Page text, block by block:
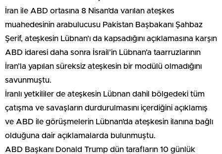
İran ile ABD ortasına 8 Nisan’da varılan ateşkes
muahedesinin arabulucusu Pakistan Başbakanı Şahbaz
Şerif, ateşkesin Lübnan’ı da kapsadığını açıklamasına karşın
ABD idaresi daha sonra İsrail’in Lübnan’a taarruzlarının
İran’la yapılan süreksiz ateşkesin bir modülü olmadığını
savunmuştu.
İranlı yetkililer de ateşkesin Lübnan dahil bölgedeki tüm
çatışma ve savaşların durdurulmasını içerdiğini açıklamış
ve ABD ile görüşmelerin Lübnan’da ateşkesin ilanına bağlı
olduğuna dair açıklamalarda bulunmuştu.
ABD Başkanı Donald Trump dün tarafların 10 günlük